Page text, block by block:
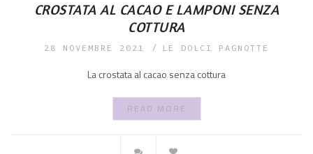
CROSTATA AL CACAO E LAMPONI SENZA
COTTURA
28 NOVEMBRE 2021 LE DOLCI PAGNOTTE
La crostata al cacao senza cottura
READ MORE